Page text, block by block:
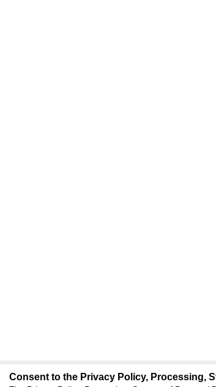
Consent to the Privacy Policy, Processing,